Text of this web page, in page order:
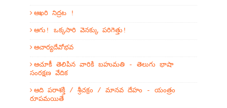
ఆఖరి నిద్రట !
ఆగు! ఒక్కసారి వెనక్కు పరిగెత్తు!
ఆచార్యదేవోభవ
ఆచూకీ తెలిపిన వారికి బహుమతి - తెలుగు భాషా
సంరక్షణ వేదిక
ఆది పరాశక్తి / శ్రీచక్రం / మానవ దేహం - యంత్రం
రూపమయితే